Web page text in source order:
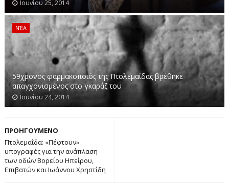
Ιουνίου 25, 2014
ΝΈΑ
59χρονος φαρμακοποιός της Πτολεμαίδας βρέθηκε
απαγχονισμένος στο γκαράζ του
Ιουνίου 24, 2014
ΠΡΟΗΓΟΥΜΕΝΟ
Πτολεμαΐδα: «Πέφτουν»
υπογραφές για την ανάπλαση
των οδών Βορείου Ηπείρου,
Επιβατών και Ιωάννου Χρηστίδη